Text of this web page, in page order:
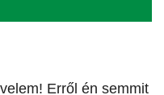
Erről én semmit